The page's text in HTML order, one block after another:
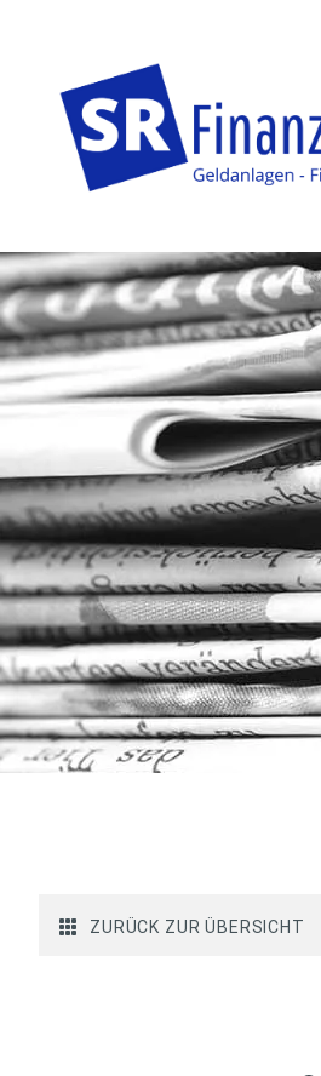
ZURÜCK ZUR ÜBERSICHT